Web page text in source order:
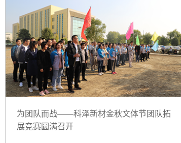
为团队而战——科泽新材金秋文体节团队拓
展竞赛圆满召开